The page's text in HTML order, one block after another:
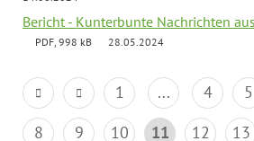
Bericht - Kunterbunte Nachrichten
PDF, 998 kB 28.05.2024
1 ... 4 5
8
9 10 11 12 13